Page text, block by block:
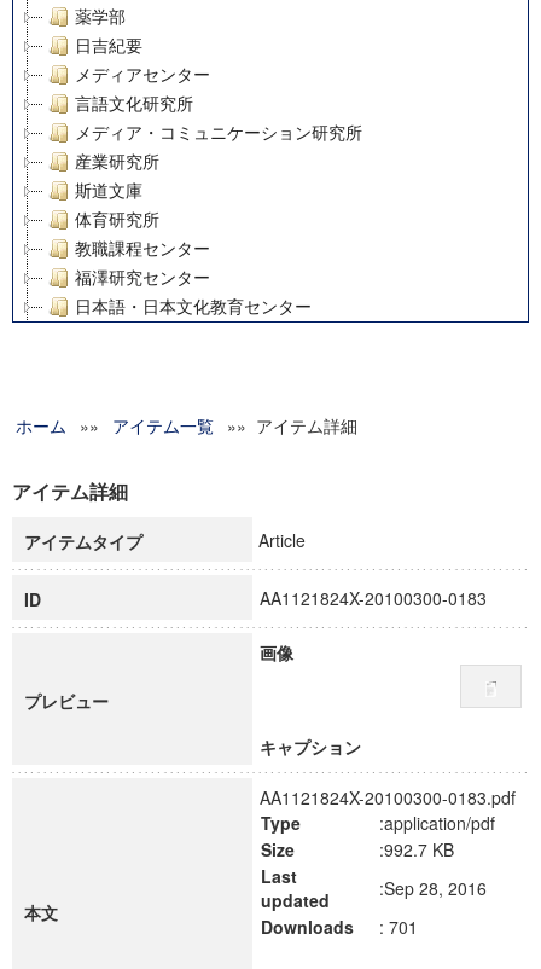
薬学部
日吉紀要
メディアセンター
言語文化研究所
メディア・コミュニケーション研究所
産業研究所
斯道文庫
体育研究所
教職課程センター
福澤研究センター
日本語・日本文化教育センター
グローバルリサーチインスティテュート
科学研究費補助金研究成果報告書
慶應義塾大学グローバルCOEプログラム市民社会ガバナンス
慶應義塾大学グローバルCOEプログラム論理と感性の先端的
博士課程教育リーディングプログラム「超成熟社会発展のサ
学術雑誌掲載論文等(8)
ホーム »» アイテム一覧 »» アイテム詳細
アイテム詳細
アイテムタイプ Article
ID AA1121824X-20100300-0183
プレビュー
画像
キャプション
本文
AA1121824X-20100300-0183.pdf
Type
:application/pdf
Size
:992.7 KB
Last
updated
:Sep 28, 2016
Downloads
: 701